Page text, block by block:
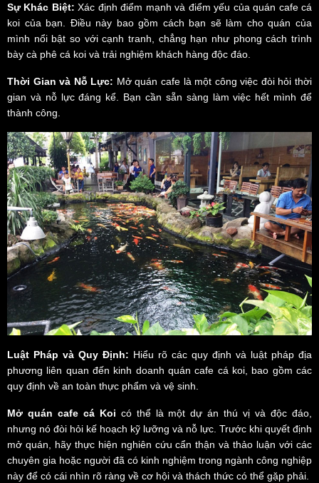
Sự Khác Biệt: Xác định điểm mạnh và điểm yếu của quán cafe cá
koi của bạn. Điều này bao gồm cách bạn sẽ làm cho quán của
mình nổi bật so với cạnh tranh, chẳng hạn như phong cách trình
bày cà phê cá koi và trải nghiệm khách hàng độc đáo.
Thời Gian và Nỗ Lực: Mở quán cafe là một công việc đòi hỏi thời
gian và nỗ lực đáng kể. Bạn cần sẵn sàng làm việc hết mình để
thành công.
Luật Pháp và Quy Định: Hiểu rõ các quy định và luật pháp địa
phương liên quan đến kinh doanh quán cafe cá koi, bao gồm các
quy định về an toàn thực phẩm và vệ sinh.
Mở quán cafe cá Koi có thể là một dự án thú vị và độc đáo,
nhưng nó đòi hỏi kế hoạch kỹ lưỡng và nỗ lực. Trước khi quyết định
mở quán, hãy thực hiện nghiên cứu cẩn thận và thảo luận với các
chuyên gia hoặc người đã có kinh nghiệm trong ngành công nghiệp
này để có cái nhìn rõ ràng về cơ hội và thách thức có thể gặp phải.